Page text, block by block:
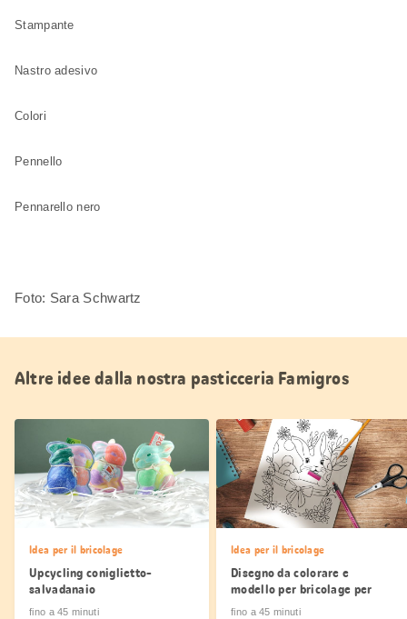
Stampante
Nastro adesivo
Colori
Pennello
Pennarello nero
Foto: Sara Schwartz
Altre idee dalla nostra pasticceria Famigros
Idea per il bricolage
Upcycling coniglietto-
salvadanaio
fino a 45 minuti
Idea per il bricolage
Disegno da colorare e
modello per bricolage per
Pasqua 2026
fino a 45 minuti